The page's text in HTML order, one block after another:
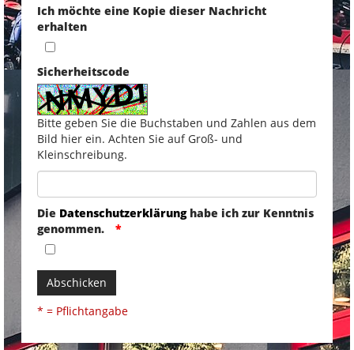
Ich möchte eine Kopie dieser Nachricht
erhalten
Sicherheitscode
Bitte geben Sie die Buchstaben und Zahlen aus dem
Bild hier ein. Achten Sie auf Groß- und
Kleinschreibung.
Die Datenschutzerklärunghabe ich zur Kenntnis
genommen.
Abschicken
* = Pflichtangabe